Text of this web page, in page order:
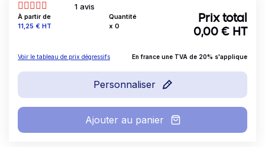
1 avis
À partir de
Prix
11,25 € HT
Quantité
x 0
Prix total
0,00 € HT
Voir le tableau de prix dégressifs En france une TVA de 20% s'applique
Personnaliser
Ajouter au panier